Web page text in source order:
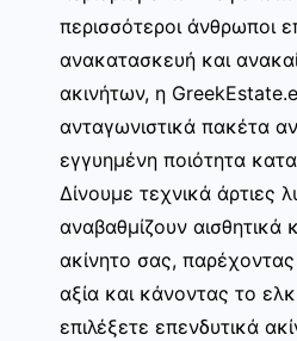
περισσότεροι άνθρωποι
ανακατασκευή και
ακινήτων, η
ανταγωνιστικά πακέτα
εγγυημένη ποιότητα
Δίνουμε τεχνικά άρτιες
αναβαθμίζουν αισθητικά
ακίνητο σας,
αξία και κάνοντας το
επιλέξετε επενδυτικά